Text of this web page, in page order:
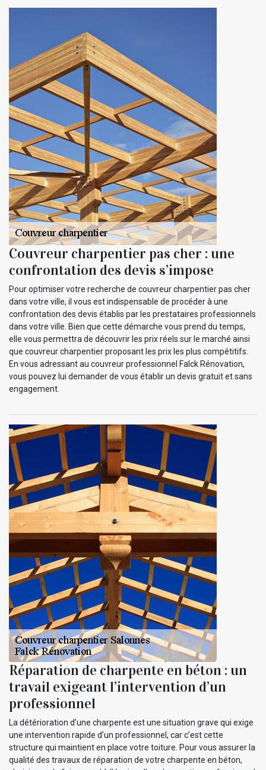
Couvreur charpentier pas cher : une
confrontation des devis s’impose
Pour optimiser votre recherche de couvreur charpentier pas cher
dans votre ville, il vous est indispensable de procéder à une
confrontation des devis établis par les prestataires professionnels
dans votre ville. Bien que cette démarche vous prend du temps,
elle vous permettra de découvrir les prix réels sur le marché ainsi
que couvreur charpentier proposant les prix les plus compétitifs.
En vous adressant au couvreur professionnel Falck Rénovation,
vous pouvez lui demander de vous établir un devis gratuit et sans
engagement.
Réparation de charpente en béton : un
travail exigeant l’intervention d’un
professionnel
La détérioration d’une charpente est une situation grave qui exige
une intervention rapide d’un professionnel, car c’est cette
structure qui maintient en place votre toiture. Pour vous assurer la
qualité des travaux de réparation de votre charpente en béton,